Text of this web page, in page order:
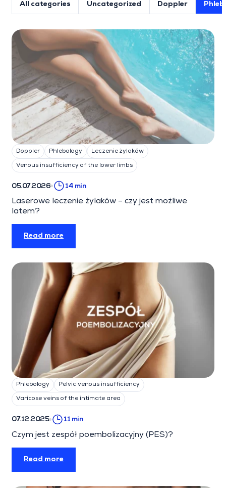
All categories Uncategorized Doppler
Posts List
Doppler Phlebology Leczenie żylaków
Venous insufficiency of the lower limbs
05.07.2026 14 min
Laserowe leczenie żylaków – czy jest możliwe
latem?
Read more
Phlebology Pelvic venous insufficiency
Varicose veins of the intimate area
07.12.2025 11 min
Czym jest zespół poembolizacyjny (PES)?
Read more